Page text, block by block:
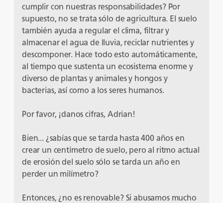
cumplir con nuestras responsabilidades? Por
supuesto, no se trata sólo de agricultura. El suelo
también ayuda a regular el clima, filtrar y
almacenar el agua de lluvia, reciclar nutrientes y
descomponer. Hace todo esto automáticamente,
al tiempo que sustenta un ecosistema enorme y
diverso de plantas y animales y hongos y
bacterias, así como a los seres humanos.
Por favor, ¡danos cifras, Adrian!
Bien... ¿sabías que se tarda hasta 400 años en
crear un centímetro de suelo, pero al ritmo actual
de erosión del suelo sólo se tarda un año en
perder un milímetro?
Entonces, ¿no es renovable? Si abusamos mucho